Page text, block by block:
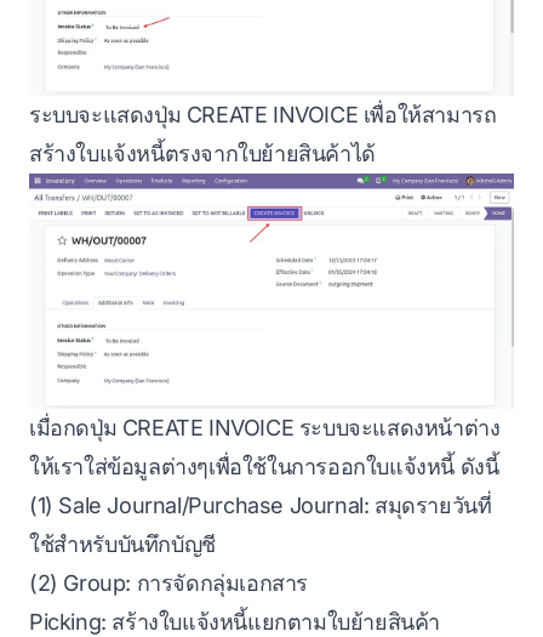
ระบบจะแสดงปุ่ม CREATE INVOICE เพื่อให้สามารถ
สร้างใบแจ้งหนี้ตรงจากใบย้ายสินค้าได้
เมื่อกดปุ่ม CREATE INVOICE ระบบจะแสดงหน้าต่าง
ให้เราใส่ข้อมูลต่างๆเพื่อใช้ในการออกใบแจ้งหนี้ ดังนี้
(1) Sale Journal/Purchase Journal: สมุดรายวันที่
ใช้สำหรับบันทึกบัญชี
(2) Group: การจัดกลุ่มเอกสาร
Picking: สร้างใบแจ้งหนี้แยกตามใบย้ายสินค้า